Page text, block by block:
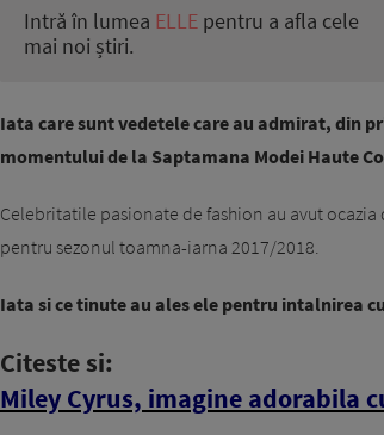
Intră în lumea ELLE pentru a afla cele
mai noi știri.
Iata care sunt vedetele care au admirat, din
momentului de la Saptamana Modei Haute
Celebritatile pasionate de fashion au avut
pentru sezonul toamna-iarna 2017/2018.
Iata si ce tinute au ales ele pentru intalnirea
Citeste si:
Miley Cyrus, imagine adorabila